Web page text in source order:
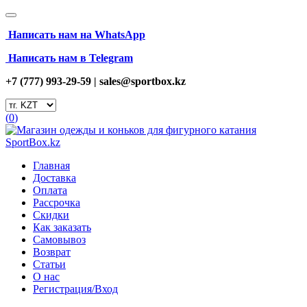
Написать нам на WhatsApp
Написать нам в Telegram
+7 (777) 993-29-59 | sales@sportbox.kz
(0)
Главная
Доставка
Оплата
Рассрочка
Скидки
Как заказать
Самовывоз
Возврат
Статьи
О нас
Регистрация/Вход